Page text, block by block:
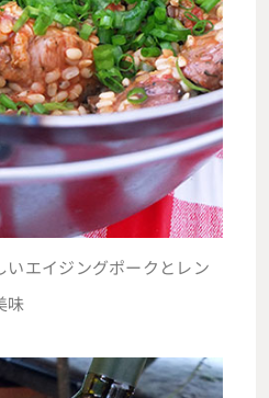
いエイジングポークとレン
味